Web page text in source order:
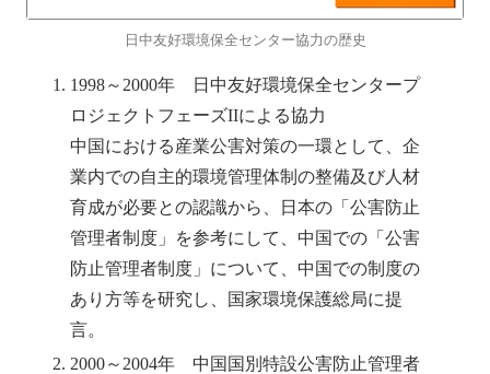
日中友好環境保全センター協力の歴史
1998～2000年 日中友好環境保全センタープ
ロジェクトフェーズIIによる協力
中国における産業公害対策の一環として、企
業内での自主的環境管理体制の整備及び人材
育成が必要との認識から、日本の「公害防止
管理者制度」を参考にして、中国での「公害
防止管理者制度」について、中国での制度の
あり方等を研究し、国家環境保護総局に提
言。
2000～2004年 中国国別特設公害防止管理者